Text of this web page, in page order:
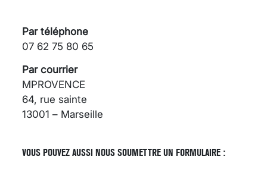
Par téléphone
07 62 75 80 65
Par courrier
MPROVENCE
64, rue sainte
13001 – Marseille
VOUS POUVEZ AUSSI NOUS SOUMETTRE UN FORMULAIRE :
POUR TOUTES LES